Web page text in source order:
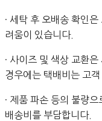
· 세탁 후 오배송 확인
려움이 있습니다.
· 사이즈 및 색상 교환
경우에는 택배비는 고객
· 제품 파손 등의 불량
배송비를 부담합니다.